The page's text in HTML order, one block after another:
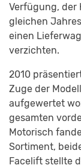
Verfügung, der
gleichen
einen
verzichten.
2010
Zuge der
aufgewertet
gesamten
Motorisch
Sortiment,
Facelift stellte